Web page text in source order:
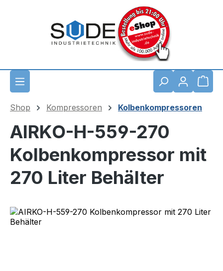
Shop Kompressoren Kolbenkompressoren
AIRKO-H-559-270
Kolbenkompressor mit
270 Liter Behälter
Bildergalerie überspringen